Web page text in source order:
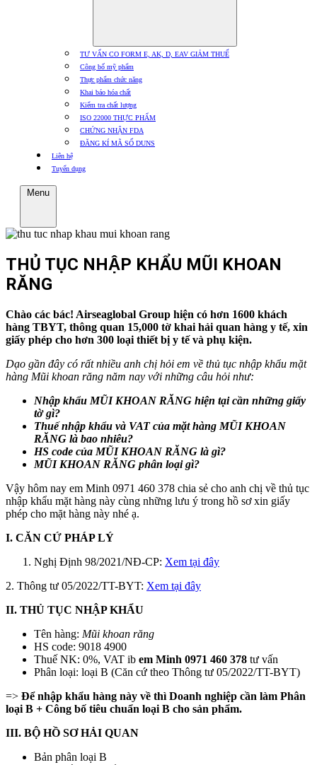
TƯ VẤN CO FORM E, AK, D, EAV GIẢM THUẾ
Công bố mỹ phẩm
Thực phẩm chức năng
Khai báo hóa chất
Kiểm tra chất lượng
ISO 22000 THỰC PHẨM
CHỨNG NHẬN FDA
ĐĂNG KÍ MÃ SỐ DUNS
Liên hệ
Tuyển dụng
Menu
THỦ TỤC NHẬP KHẨU MŨI KHOAN
RĂNG
Chào các bác! Airseaglobal Group hiện có hơn 1600 khách
hàng TBYT, thông quan 15,000 tờ khai hải quan hàng y tế, xin
giấy phép cho hơn 300 loại thiết bị y tế và phụ kiện.
Dạo gần đây có rất nhiều anh chị hỏi em về thủ tục nhập khẩu mặt
hàng Mũi khoan răng năm nay với những câu hỏi như:
Nhập khẩu MŨI KHOAN RĂNG hiện tại cần những giấy
tờ gì?
Thuế nhập khẩu và VAT của mặt hàng MŨI KHOAN
RĂNG là bao nhiêu?
HS code của MŨI KHOAN RĂNG là gì?
MŨI KHOAN RĂNG phân loại gì?
Vậy hôm nay em Minh 0971 460 378 chia sẻ cho anh chị về thủ tục
nhập khẩu mặt hàng này cùng những lưu ý trong hồ sơ xin giấy
phép cho mặt hàng này nhé ạ.
I. CĂN CỨ PHÁP LÝ
Nghị Định 98/2021/NĐ-CP: Xem tại đây
2. Thông tư 05/2022/TT-BYT: Xem tại đây
II. THỦ TỤC NHẬP KHẨU
Tên hàng: Mũi khoan răng
HS code: 9018 4900
Thuế NK: 0%, VAT ib em Minh 0971 460 378 tư vấn
Phân loại: loại B (Căn cứ theo Thông tư 05/2022/TT-BYT)
=> Để nhập khẩu hàng này về thì Doanh nghiệp cần làm Phân
loại B + Công bố tiêu chuẩn loại B cho sản phẩm.
III. BỘ HỒ SƠ HẢI QUAN
Bản phân loại B